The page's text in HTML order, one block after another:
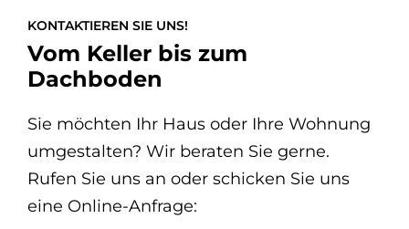
KONTAKTIEREN SIE UNS!
Vom Keller bis zum
Dachboden
Sie möchten Ihr Haus oder Ihre Wohnung
umgestalten? Wir beraten Sie gerne.
Rufen Sie uns an oder schicken Sie uns
eine Online-Anfrage: